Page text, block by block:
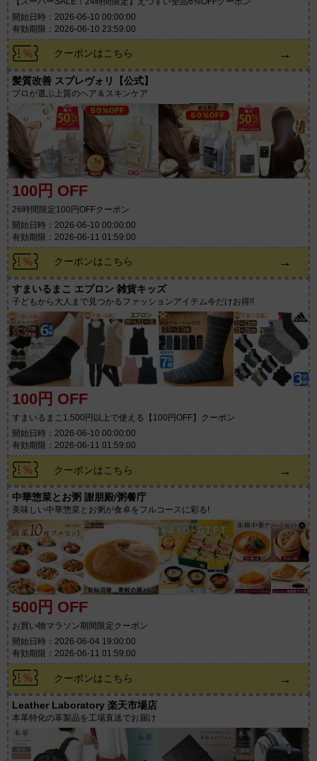
開始日時：2026-06-10 00:00:00
有効期限：2026-06-10 23:59:00
クーポンはこちら →
髪質改善 スプレヴォリ【公式】
プロが選ぶ上質のヘア＆スキンケア
100円 OFF
26時間限定100円OFFクーポン
開始日時：2026-06-10 00:00:00
有効期限：2026-06-11 01:59:00
クーポンはこちら →
すまいるまこ エプロン 雑貨キッズ
子どもから大人まで見つかるファッションアイテム今だけお得!!
100円 OFF
すまいるまこ1,500円以上で使える【100円OFF】クーポン
開始日時：2026-06-10 00:00:00
有効期限：2026-06-11 01:59:00
クーポンはこちら →
中華惣菜とお粥 謝朋殿/粥餐庁
美味しい中華惣菜とお粥が食卓をフルコースに彩る!
500円 OFF
お買い物マラソン期間限定クーポン
開始日時：2026-06-04 19:00:00
有効期限：2026-06-11 01:59:00
クーポンはこちら →
Leather Laboratory 楽天市場店
本革特化の革製品を工場直送でお届け